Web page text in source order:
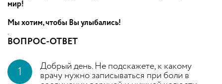
мир!
Мы хотим, чтобы Вы улыбались!
.
ВОПРОС-ОТВЕТ
1
Добрый день. Не подскажете, к какому
врачу нужно записываться при боли в